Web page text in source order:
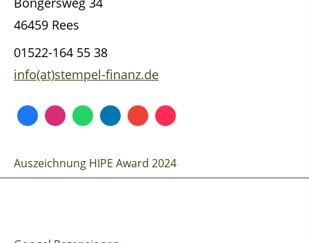
46459 Rees
01522-164 55 38
info(at)stempel-finanz.de
Auszeichnung HIPE Award 2024